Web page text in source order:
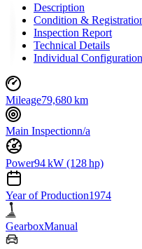
Description
Condition &
Inspection Report
Technical Details
Individual Configuration
Mileage79,680 km
Main Inspectionn/a
Power94 kW (128 hp)
Year of Production1974
GearboxManual